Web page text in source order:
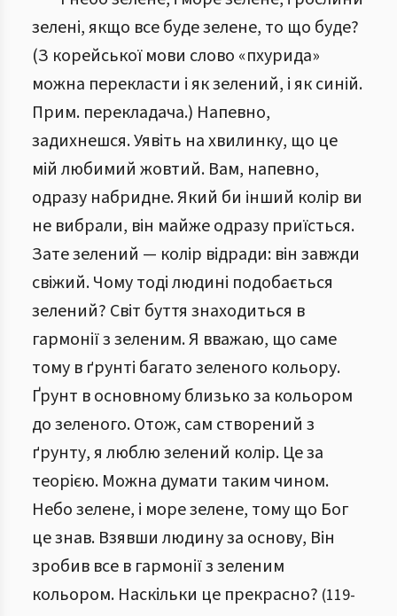
зелені, якщо все буде зелене, то що буде?
(З корейської мови слово «пхурида»
можна перекласти і як зелений, і як синій.
Прим. перекладача.) Напевно,
задихнешся. Уявіть на хвилинку, що це
мій любимий жовтий. Вам, напевно,
одразу набридне. Який би інший колір ви
не вибрали, він майже одразу приїсться.
Зате зелений — колір відради: він завжди
свіжий. Чому тоді людині подобається
зелений? Світ буття знаходиться в
гармонії з зеленим. Я вважаю, що саме
тому в ґрунті багато зеленого кольору.
Ґрунт в основному близько за кольором
до зеленого. Отож, сам створений з
ґрунту, я люблю зелений колір. Це за
теорією. Можна думати таким чином.
Небо зелене, і море зелене, тому що Бог
це знав. Взявши людину за основу, Він
зробив все в гармонії з зеленим
кольором. Наскільки це прекрасно? (119-